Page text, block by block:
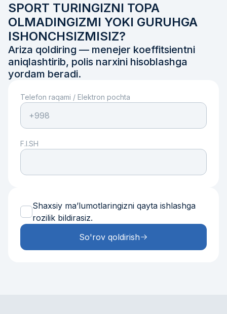
SPORT TURINGIZNI TOPA
OLMADINGIZMI YOKI GURUHGA
ISHONCHSIZMISIZ?
Ariza qoldiring — menejer koeffitsientni
aniqlashtirib, polis narxini hisoblashga
yordam beradi.
Telefon raqami / Elektron pochta
F.I.SH
Shaxsiy maʼlumotlaringizni qayta ishlashga
rozilik bildirasiz.
So'rov qoldirish